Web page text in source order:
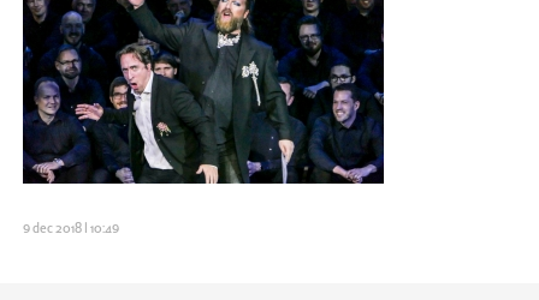
9 dec 2018 | 10:49